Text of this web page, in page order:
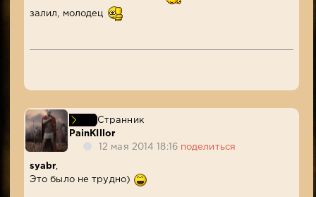
залил, молодец
Странник
PainKIllor
12 мая 2014 18:16 поделиться
syabr
Это было не трудно)